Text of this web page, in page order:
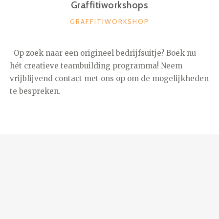
Graffitiworkshops
CATEGORIEËN
GRAFFITIWORKSHOP
Op zoek naar een origineel bedrijfsuitje? Boek nu
hét creatieve teambuilding programma! Neem
vrijblijvend contact met ons op om de mogelijkheden
te bespreken.